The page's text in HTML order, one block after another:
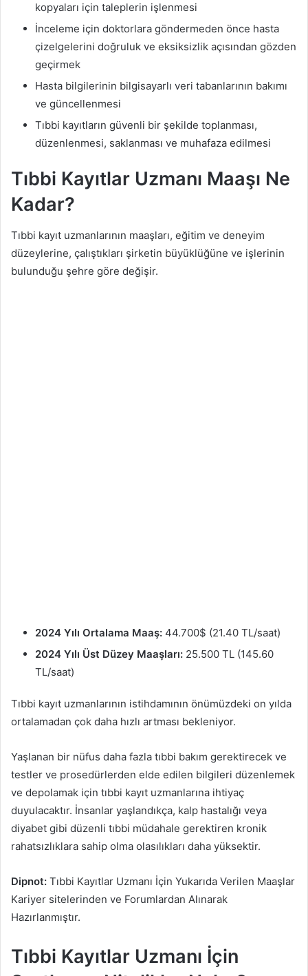
kopyaları için taleplerin işlenmesi
İnceleme için doktorlara göndermeden önce hasta
çizelgelerini doğruluk ve eksiksizlik açısından gözden
geçirmek
Hasta bilgilerinin bilgisayarlı veri tabanlarının bakımı
ve güncellenmesi
Tıbbi kayıtların güvenli bir şekilde toplanması,
düzenlenmesi, saklanması ve muhafaza edilmesi
Tıbbi Kayıtlar Uzmanı Maaşı Ne
Kadar?
Tıbbi kayıt uzmanlarının maaşları, eğitim ve deneyim
düzeylerine, çalıştıkları şirketin büyüklüğüne ve işlerinin
bulunduğu şehre göre değişir.
2024 Yılı Ortalama Maaş: 44.700$ (21.40 TL/saat)
2024 Yılı Üst Düzey Maaşları: 25.500 TL (145.60
TL/saat)
Tıbbi kayıt uzmanlarının istihdamının önümüzdeki on yılda
ortalamadan çok daha hızlı artması bekleniyor.
Yaşlanan bir nüfus daha fazla tıbbi bakım gerektirecek ve
testler ve prosedürlerden elde edilen bilgileri düzenlemek
ve depolamak için tıbbi kayıt uzmanlarına ihtiyaç
duyulacaktır. İnsanlar yaşlandıkça, kalp hastalığı veya
diyabet gibi düzenli tıbbi müdahale gerektiren kronik
rahatsızlıklara sahip olma olasılıkları daha yüksektir.
Dipnot: Tıbbi Kayıtlar Uzmanı İçin Yukarıda Verilen Maaşlar
Kariyer sitelerinden ve Forumlardan Alınarak
Hazırlanmıştır.
Tıbbi Kayıtlar Uzmanı İçin